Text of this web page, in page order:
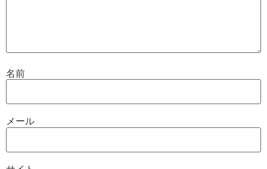
名前
メール